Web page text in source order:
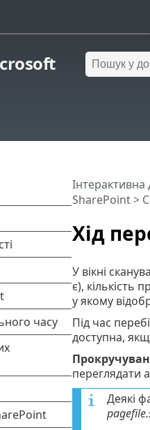
Хід
Інтерактивна
SharePoint>
У вікні
є), кількість
у якому
Під час
доступна,
переглядати
Деякі